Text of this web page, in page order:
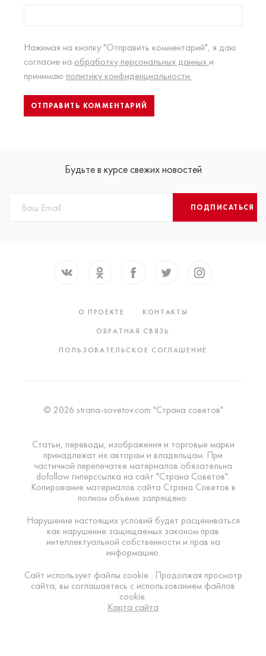
Нажимая на кнопку "Отправить комментарий", я даю
согласие на обработку персональных данных и
принимаю политику конфиденциальности.
Будьте в курсе свежих новостей
ПОДПИСАТЬСЯ
О ПРОЕКТЕ
КОНТАКТЫ
ОБРАТНАЯ СВЯЗЬ
ПОЛЬЗОВАТЕЛЬСКОЕ СОГЛАШЕНИЕ
© 2026 strana-sovetov.com "Страна советов"
Статьи, переводы, изображения и торговые марки
принадлежат их авторам и владельцам. При
частичной перепечатке материалов обязательна
dofollow гиперссылка на сайт "Страна Советов".
Копирование материалов сайта Страна Советов в
полном объеме запрещено.
Нарушение настоящих условий будет расцениваться
как нарушение защищаемых законом прав
интеллектуальной собственности и прав на
информацию.
Сайт использует файлы cookie . Продолжая просмотр
сайта, вы соглашаетесь с использованием файлов
cookie.
Карта сайта